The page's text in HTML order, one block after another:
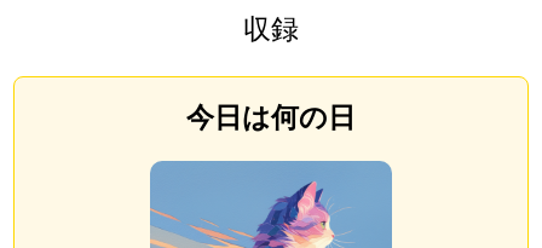
収録
今日は何の日